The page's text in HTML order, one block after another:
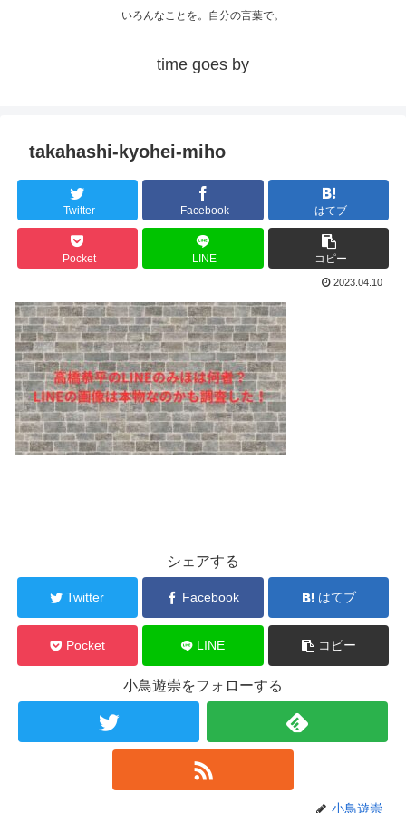
いろんなことを。自分の言葉で。
time goes by
takahashi-kyohei-miho
Twitter Facebook はてブ
Pocket LINE コピー
2023.04.10
シェアする
Twitter Facebook はてブ
Pocket LINE コピー
小鳥遊崇をフォローする
小鳥遊崇